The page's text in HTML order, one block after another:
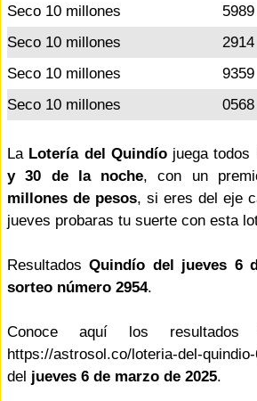
Seco 10 millones
5989
Seco 10 millones
2914
Seco 10 millones
9359
Seco 10 millones
0568
La Lotería del Quindíojuega todos
y 30 de la noche, con un
millones de pesos, si eres del eje
jueves probaras tu suerte con esta
ResultadosQuindío del jueves 6
sorteo número 2954.
Conoce aquí los
https://astrosol.co/loteria-del-
del jueves 6 de marzo de 2025.